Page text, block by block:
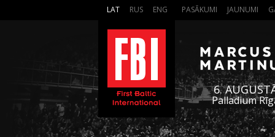
LAT RUS ENG PASĀKUMI JAUNUMI
6.
Palladium